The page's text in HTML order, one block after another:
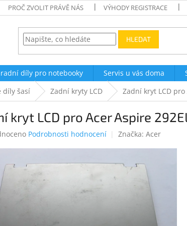
PROČ ZVOLIT PRÁVĚ NÁS VÝHODY REGISTRACE
HLEDAT
díly pro notebooky Servis u vás doma
díly šasí Zadní kryty LCD Zadní kryt LCD pro
kryt LCD pro Acer Aspire
Podrobnosti hodnocení Značka: Acer